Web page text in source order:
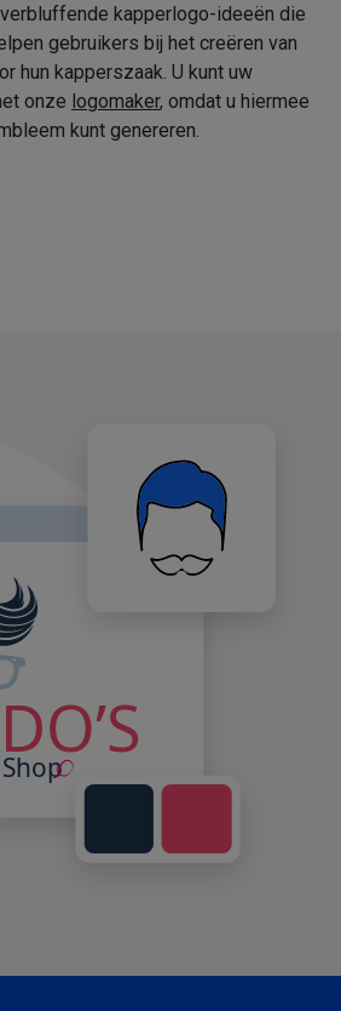
kapperlogo-ideeën die
gebruikers bij het creëren van
hun kapperszaak. U kunt uw
onze logomaker, omdat u hiermee
kunt genereren.